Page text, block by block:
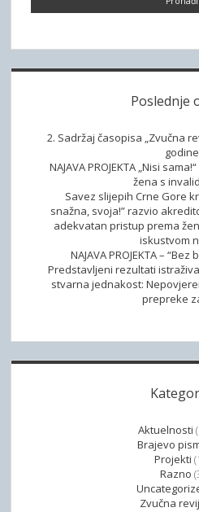
a g
a
Poslednje
2. Sadržaj časopisa „Zvučna
godine
NAJAVA PROJEKTA „Nisi
žena s
Savez slijepih Crne Gore
snažna, svoja!” razvio
adekvatan pristup prema
iskustvom
NAJAVA PROJEKTA –
Predstavljeni rezultati
stvarna jednakost:
prepreke
Aktuelnosti
Brajevo
Projekti
Razno
Zvučna